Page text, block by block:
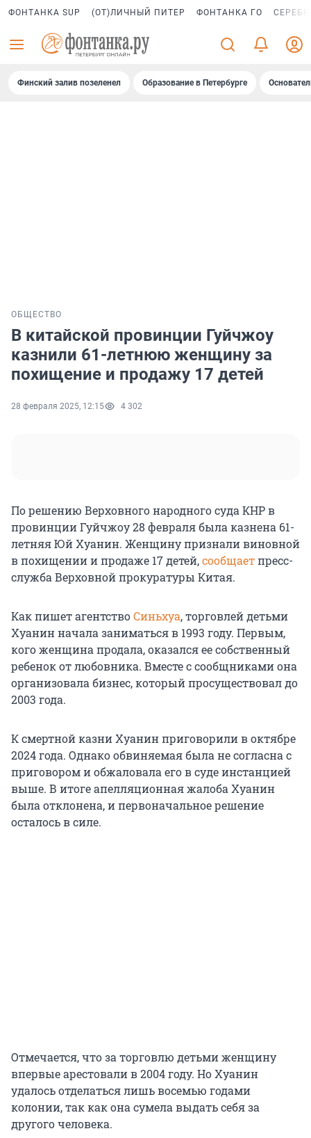
ФОНТАНКА SUP (ОТ)ЛИЧНЫЙ ПИТЕР ФОНТАНКА ГО
Финский залив позеленел Образование в Петербурге
ОБЩЕСТВО
В китайской провинции Гуйчжоу
казнили 61-летнюю женщину за
похищение и продажу 17 детей
28 февраля 2025, 12:15 4 302
По решению Верховного народного суда КНР в
провинции Гуйчжоу 28 февраля была казнена 61-
летняя Юй Хуанин. Женщину признали виновной
в похищении и продаже 17 детей,сообщаетпресс-
служба Верховной прокуратуры Китая.
Как пишет агентствоСиньхуа, торговлей детьми
Хуанин начала заниматься в 1993 году. Первым,
кого женщина продала, оказался ее собственный
ребенок от любовника. Вместе с сообщниками она
организовала бизнес, который просуществовал до
2003 года.
К смертной казни Хуанин приговорили в октябре
2024 года. Однако обвиняемая была не согласна с
приговором и обжаловала его в суде инстанцией
выше. В итоге апелляционная жалоба Хуанин
была отклонена, и первоначальное решение
осталось в силе.
Отмечается, что за торговлю детьми женщину
впервые арестовали в 2004 году. Но Хуанин
удалось отделаться лишь восемью годами
колонии, так как она сумела выдать себя за
другого человека.